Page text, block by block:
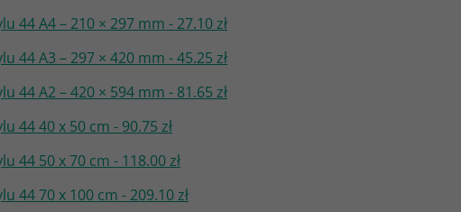
A4 – 210 × 297 mm - 27.10 zł
A3 – 297 × 420 mm - 45.25 zł
A2 – 420 × 594 mm - 81.65 zł
44 40 x 50 cm - 90.75 zł
44 50 x 70 cm - 118.00 zł
44 70 x 100 cm - 209.10 zł